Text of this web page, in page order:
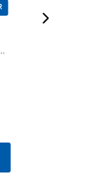
Set "Schriftzug"